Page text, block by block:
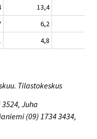
13,4
6,2
4,8
Tilastokeskus
Juha
(09) 1734 3434,